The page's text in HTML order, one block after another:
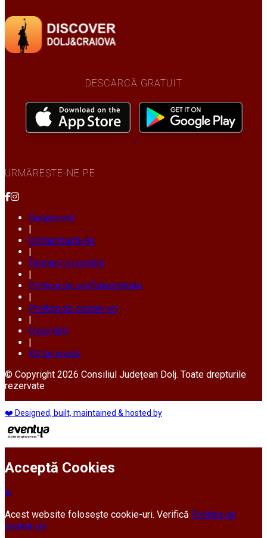
DESCARCĂ GRATUIT
URMĂREȘTE-NE PE
Despre noi
|
Contactează-ne
|
Termeni și condiții
|
Politica de confidențialitate
|
Politica de cookie-uri
|
Copyright
|
Kit de presă
© Copyright 2026 Consiliul Județean Dolj. Toate drepturile
rezervate
❤️ Designed, built, maintained & hosted by
Acceptă Cookies
Acest website folosește cookie-uri. Verifică Politica de
cookie-uri